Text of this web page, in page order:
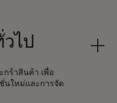
ไป
ร้าสินค้า เพื่อ
นใหม่และการจัด